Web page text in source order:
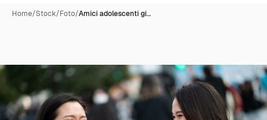
Home/Stock/Foto/Amici adolescenti gi…